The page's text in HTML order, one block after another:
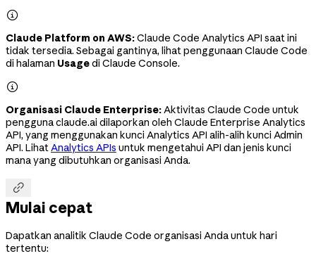

Claude Platform on AWS:Claude Code Analytics API saat ini
tidak tersedia. Sebagai gantinya, lihat penggunaan Claude Code
di halaman Usagedi Claude Console.

Organisasi Claude Enterprise:Aktivitas Claude Code untuk
pengguna claude.ai dilaporkan oleh Claude Enterprise Analytics
API, yang menggunakan kunci Analytics API alih-alih kunci Admin
API. LihatAnalytics APIs untuk mengetahui API dan jenis kunci
mana yang dibutuhkan organisasi Anda.

Mulai cepat
Dapatkan analitik Claude Code organisasi Anda untuk hari
tertentu: